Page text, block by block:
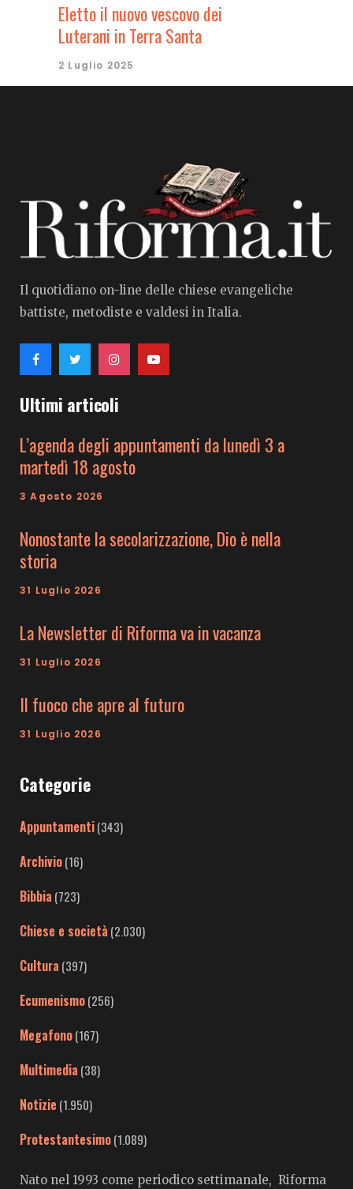
Eletto il nuovo vescovo dei
Luterani in Terra Santa
2 Luglio 2025
Il quotidiano on-line delle chiese evangeliche
battiste, metodiste e valdesi in Italia.
Ultimi articoli
L’agenda degli appuntamenti da lunedì 3 a
martedì 18 agosto
3 Agosto 2026
Nonostante la secolarizzazione, Dio è nella
storia
31 Luglio 2026
La Newsletter di Riforma va in vacanza
31 Luglio 2026
Il fuoco che apre al futuro
31 Luglio 2026
Categorie
Appuntamenti(343)
Archivio(16)
Bibbia (723)
Chiese e società (2.030)
Cultura (397)
Ecumenismo(256)
Megafono(167)
Multimedia (38)
Notizie (1.950)
Protestantesimo(1.089)
Nato nel 1993 come periodico settimanale, Riforma